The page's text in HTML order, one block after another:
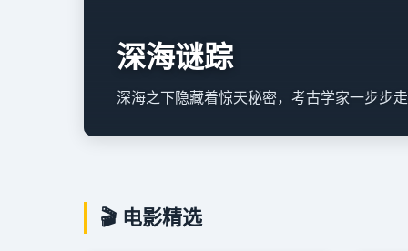
深海谜踪
深海之下隐藏着惊天秘密，考古学家一步步
🎬 电影精选